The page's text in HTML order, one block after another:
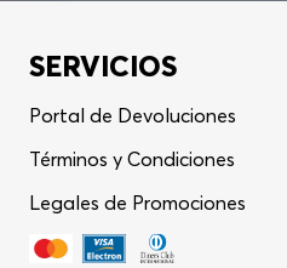
SERVICIOS
Portal de Devoluciones
Términos y Condiciones
Legales de Promociones